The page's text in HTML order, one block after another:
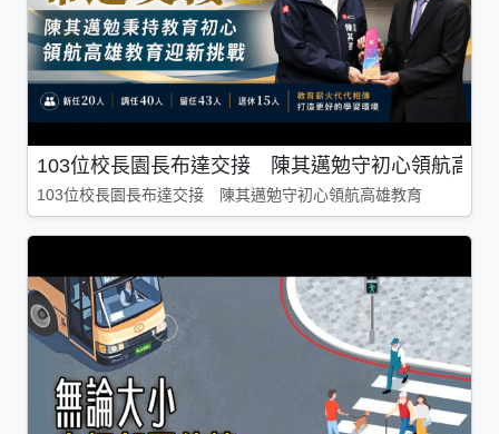
103位校長園長布達交接 陳其邁勉守初心領航高雄
103位校長園長布達交接 陳其邁勉守初心領航高雄教育